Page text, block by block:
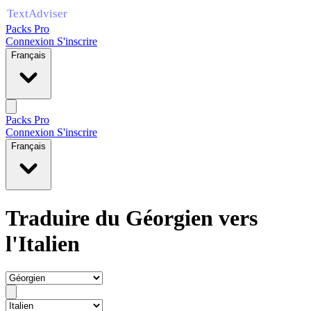
Packs Pro
Connexion S'inscrire
Français
Packs Pro
Connexion S'inscrire
Français
Traduire du Géorgien vers
l'Italien